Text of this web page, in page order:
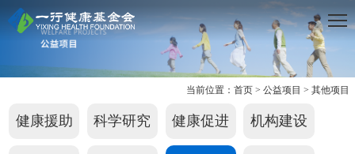
当前位置：首页 >公益项目 >其他项目
健康援助 科学研究 健康促进 机构建设